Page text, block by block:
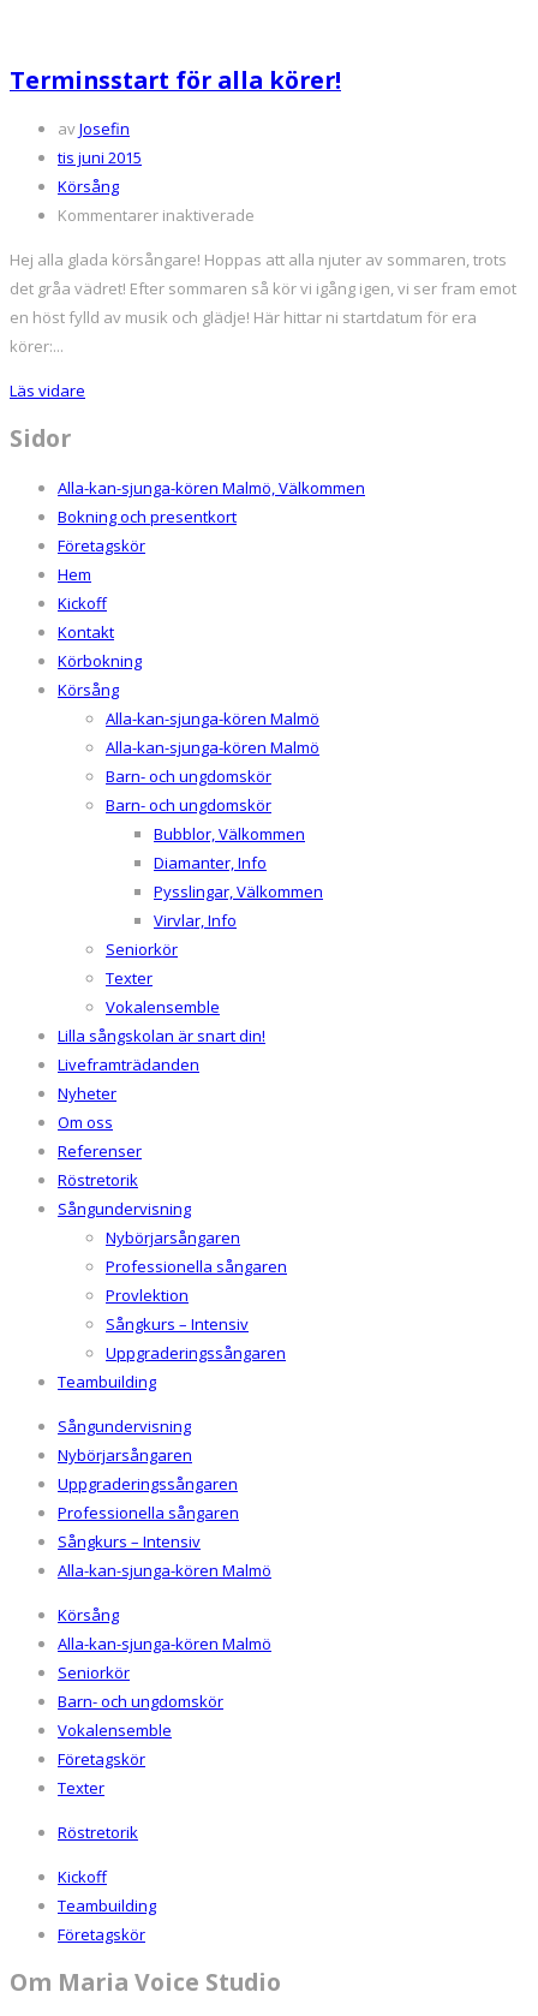
Terminsstart för alla körer!
avJosefin
tis juni 2015
Körsång
Kommentarer inaktiverade
för
alla
körer!
Hej alla glada körsångare! Hoppas att alla njuter av sommaren, trots
det gråa vädret! Efter sommaren så kör vi igång igen, vi ser fram emot
en höst fylld av musik och glädje! Här hittar ni startdatum för era
körer:...
Läs vidare
Sidor
Alla-kan-sjunga-kören Malmö, Välkommen
Bokning och presentkort
Företagskör
Hem
Kickoff
Kontakt
Körbokning
Körsång
Alla-kan-sjunga-kören Malmö
Alla-kan-sjunga-kören Malmö
Barn- och ungdomskör
Barn- och ungdomskör
Bubblor, Välkommen
Diamanter, Info
Pysslingar, Välkommen
Virvlar, Info
Seniorkör
Texter
Vokalensemble
Lilla sångskolan är snart din!
Liveframträdanden
Nyheter
Om oss
Referenser
Röstretorik
Sångundervisning
Nybörjarsångaren
Professionella sångaren
Provlektion
Sångkurs – Intensiv
Uppgraderingssångaren
Teambuilding
Sångundervisning
Nybörjarsångaren
Uppgraderingssångaren
Professionella sångaren
Sångkurs – Intensiv
Alla-kan-sjunga-kören Malmö
Körsång
Alla-kan-sjunga-kören Malmö
Seniorkör
Barn- och ungdomskör
Vokalensemble
Företagskör
Texter
Röstretorik
Kickoff
Teambuilding
Företagskör
Om Maria Voice Studio